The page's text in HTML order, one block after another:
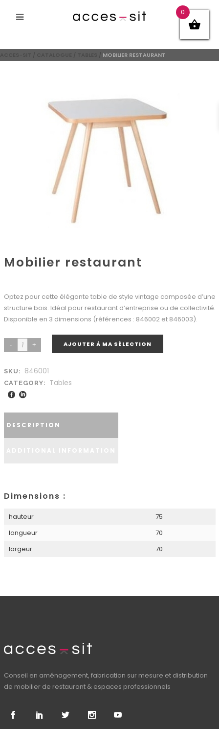
MOBILIER RESTAURANT
Mobilier restaurant
Optez pour cette élégante table de style vintage composée d’une
structure bois. Idéal pour restaurant d’entreprise ou de collectivité.
Disponible en 3 dimensions (références : 846002 et 846003).
AJOUTER À MA SÉLECTION
SKU: 846001
CATEGORY: Tables
DESCRIPTION
Dimensions :
hauteur
75
longueur
70
largeur
70
Conseil en aménagement, fabrication sur mesure et distribution
de mobilier de restaurant & espaces professionnels
0